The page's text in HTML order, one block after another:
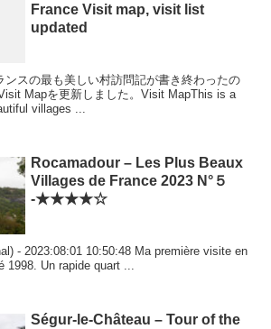
France Visit map, visit list
updated
ンスの最も美しい村訪問記が書き終わったの
Mapを更新しました。Visit MapThis is a
villages ...
Rocamadour – Les Plus Beaux
Villages de France 2023 N°５
-★★★★☆
- 2023:08:01 10:50:48 Ma première visite en
1998. Un rapide quart ...
Ségur-le-Château – Tour of the